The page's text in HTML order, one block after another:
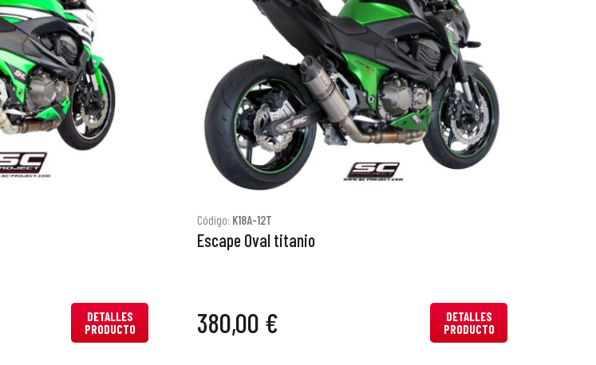
DETALLES
PRODUCTO
Código: K18A-12T
Escape Oval titanio
380,00 €
DETALLES
PRODUCTO